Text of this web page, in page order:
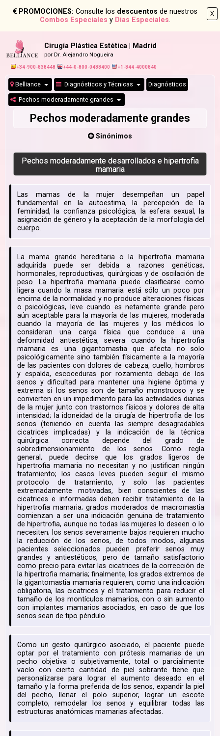
X
PROMOCIONES: Consulte los descuentos de nuestros
Combos Especiales y Días Especiales.
Cirugía Plástica Estética | Madrid
por Dr. Alejandro Nogueira
+34-900-838448 +44-0-800-0488400 +1-844-4000840
Belliance Diagnósticos y Técnicas Diagnósticos
Pechos moderadamente grandes
Pechos moderadamente grandes
Sinónimos
Pechos moderadamente desarrollados e hipertrofia
mamaria
Las mamas de la mujer desempeñan un papel
fundamental en la autoestima, la percepción de la
feminidad, la confianza psicológica, la esfera sexual, la
asignación de género y la aceptación de la morfología del
cuerpo.
La mama grande hereditaria o la hipertrofia mamaria
adquirida puede ser debida a razones genéticas,
hormonales, reproductivas, quirúrgicas y de oscilación de
peso. La hipertrofia mamaria puede clasificarse como
ligera cuando la masa mamaria está sólo un poco por
encima de la normalidad y no produce alteraciones físicas
o psicológicas, leve cuando es netamente grande pero
aún aceptable para la mayoría de las mujeres, moderada
cuando la mayoría de las mujeres y los médicos lo
consideran una carga física que conduce a una
deformidad antiestética, severa cuando la hipertrofia
mamaria es una gigantomastia que afecta no solo
psicológicamente sino también físicamente a la mayoría
de las pacientes con dolores de cabeza, cuello, hombros
y espalda, escoceduras por rozamiento debajo de los
senos y dificultad para mantener una higiene óptima y
extrema si los senos son de tamaño monstruoso y se
convierten en un impedimento para las actividades diarias
de la mujer junto con trastornos físicos y dolores de alta
intensidad; la idoneidad de la cirugía de hipertrofia de los
senos (teniendo en cuenta las siempre desagradables
cicatrices implicadas) y la indicación de la técnica
quirúrgica correcta depende del grado de
sobredimensionamiento de los senos. Como regla
general, puede decirse que los grados ligeros de
hipertrofia mamaria no necesitan y no justifican ningún
tratamiento; los casos leves pueden seguir el mismo
protocolo de tratamiento, y solo las pacientes
extremadamente motivadas, bien conscientes de las
cicatrices e informadas deben recibir tratamiento de la
hipertrofia mamaria; grados moderados de macromastia
comienzan a ser una indicación genuina de tratamiento
de hipertrofia, aunque no todas las mujeres lo deseen o lo
necesiten; los senos severamente bajos requieren mucho
la reducción de los senos, de todos modos, algunas
pacientes seleccionados pueden preferir senos muy
grandes y antiestéticos, pero de tamaño satisfactorio
como precio para evitar las cicatrices de la corrección de
la hipertrofia mamaria; finalmente, los grados extremos de
la gigantomastia mamaria requieren, como una indicación
obligatoria, las cicatrices y el tratamiento para reducir el
tamaño de los montículos mamarios, con o sin aumento
con implantes mamarios asociados, en caso de que los
senos sean de tipo péndulo.
Como un gesto quirúrgico asociado, el paciente puede
optar por el tratamiento con prótesis mamarias de un
pecho objetiva o subjetivamente, total o parcialmente
vacío con cierto cantidad de piel sobrante tiene que
personalizarse para lograr el aumento deseado en el
tamaño y la forma preferida de los senos, expandir la piel
del pecho, llenar el polo superior, lograr un escote
completo, remodelar los senos y equilibrar todas las
estructuras anatómicas mamarias afectadas.